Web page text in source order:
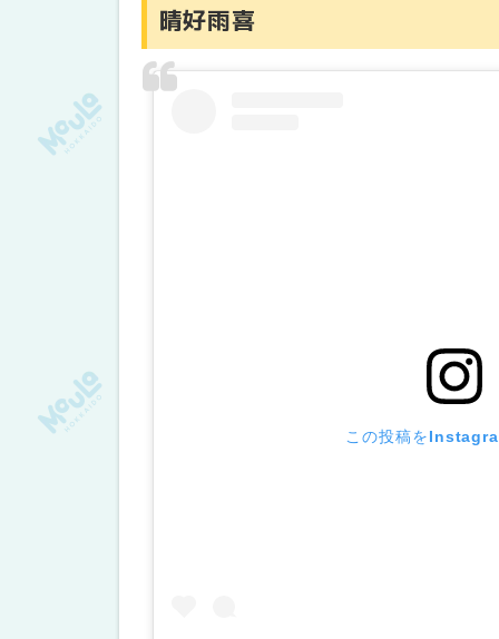
晴好雨喜
この投稿を